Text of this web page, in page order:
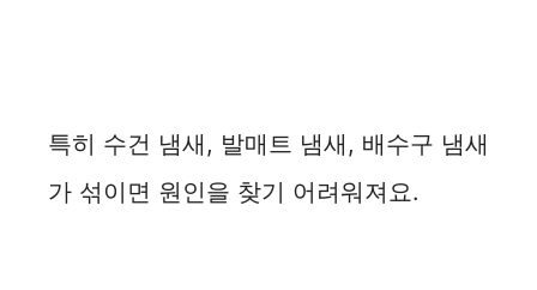
특히 수건 냄새, 발매트 냄새, 배수구 냄새
가 섞이면 원인을 찾기 어려워져요.